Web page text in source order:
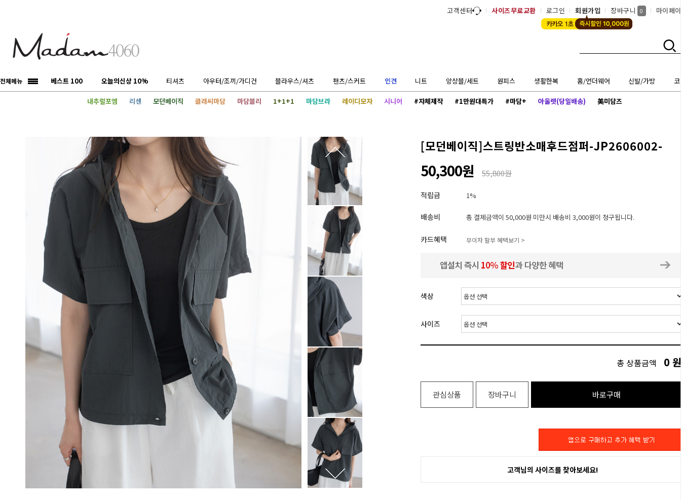
고객센터 사이즈무료교환 로그인 회원가입 장바구니 0 마이페
전체메뉴 베스트 100 오늘의신상 10% 티셔츠 아우터/조끼/가디건 블라우스/셔츠 팬츠/스커트 인견 니트 앙상블/세트 원피스 생활한복 홈/언더웨어 신발/가방
내추럴포엠 리센 모던베이직 클래씨마담 마담블리 1+1+1 마담브라 레이디모자 시니어 #자체제작 #1만원대특가 #마담+ 아울렛(당일배송) 美미담즈
[모던베이직]스트링반소매후드점퍼-JP2606002-
50,300원 55,800원
적립금 1%
배송비 총 결제금액이 50,000원 미만시 배송비 3,000원이 청구됩니다.
카드혜택 무이자 할부 혜택보기 >
색상
사이즈
총 상품금액 0 원
관심상품 장바구니 바로구매
고객님의 사이즈를 찾아보세요!